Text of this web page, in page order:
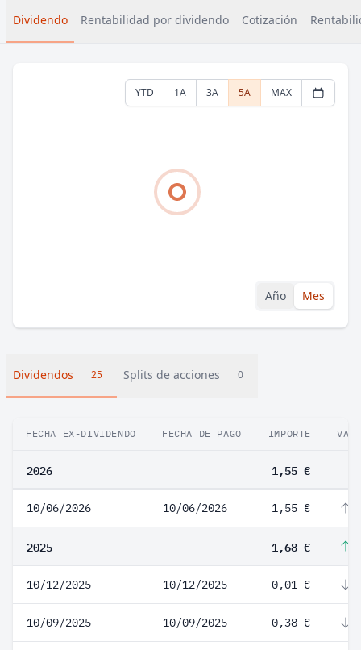
Dividendo Rentabilidad por dividendo Cotización
YTD 1A 3A 5A MAX
Año Mes
Dividendos 25 Splits de acciones 0
FECHA EX-DIVIDENDO FECHA DE PAGO IMPORTE
2026 1,55 €
10/06/2026 10/06/2026 1,55 €
2025 1,68 €
10/12/2025 10/12/2025 0,01 €
10/09/2025 10/09/2025 0,38 €